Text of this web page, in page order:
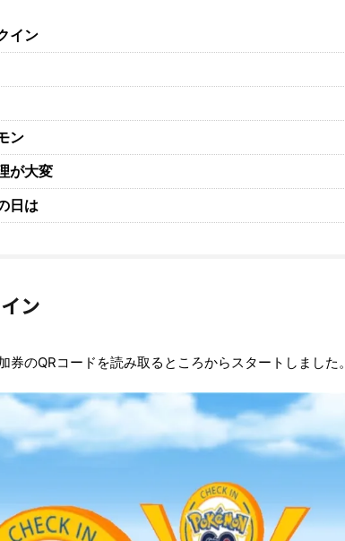
イン
ン
が大変
日は
ン
券のQRコードを読み取るところからスタートしました。